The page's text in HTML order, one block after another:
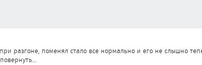
разгоне, поменял стало все нормально и его не слышно